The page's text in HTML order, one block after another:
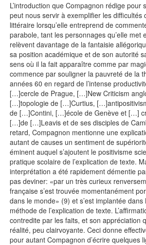
L’introduction que Compagnon rédige pour
peut nous servir à exemplifier les
littéraire lorsqu’elle entreprend de
parabole, tant les personnages qu’elle met
relèvent davantage de la fantaisie
sa position académique et de son autorité
sens où il la fait apparaître comme par
commence par souligner la pauvreté de la
années 60 en regard de l’intense
[…]cercle de Prague, […]New Criticism
[…]topologie de […]Curtius,
de […]Contini, […]école de Genève et […]
[…]de […]Leavis et de ses disciples de
retard, Compagnon mentionne une
autant de causes un sentiment de
éminent auquel s’ajoutent le positivisme
pratique scolaire de l’explication de texte.
interprétation a été rapidement démentie
pas deviner: «par un très curieux
française s’est trouvée momentanément
dans le monde» (9) et s’est implantée
méthode de l’explication de texte.
contredite par les faits, et son appréciation
réalité, peu clairvoyante. Ceci donne
pour autant Compagnon d’écrire quelques